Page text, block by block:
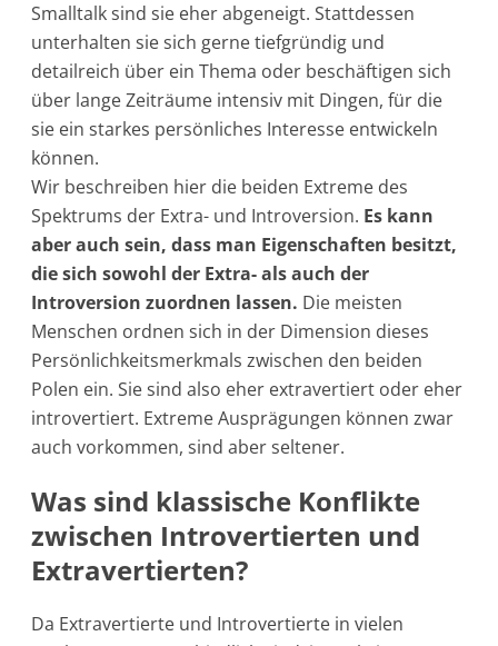
Smalltalk sind sie eher abgeneigt. Stattdessen
unterhalten sie sich gerne tiefgründig und
detailreich über ein Thema oder beschäftigen sich
über lange Zeiträume intensiv mit Dingen, für die
sie ein starkes persönliches Interesse entwickeln
können.
Wir beschreiben hier die beiden Extreme des
Spektrums der Extra- und Introversion. Es kann
aber auch sein, dass man Eigenschaften besitzt,
die sich sowohl der Extra- als auch der
Introversion zuordnen lassen. Die meisten
Menschen ordnen sich in der Dimension dieses
Persönlichkeitsmerkmals zwischen den beiden
Polen ein. Sie sind also eher extravertiert oder eher
introvertiert. Extreme Ausprägungen können zwar
auch vorkommen, sind aber seltener.
Was sind klassische Konflikte
zwischen Introvertierten und
Extravertierten?
Da Extravertierte und Introvertierte in vielen